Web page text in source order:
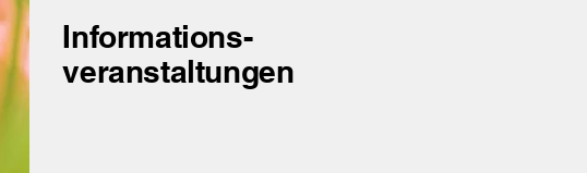
Informations-
veranstaltungen